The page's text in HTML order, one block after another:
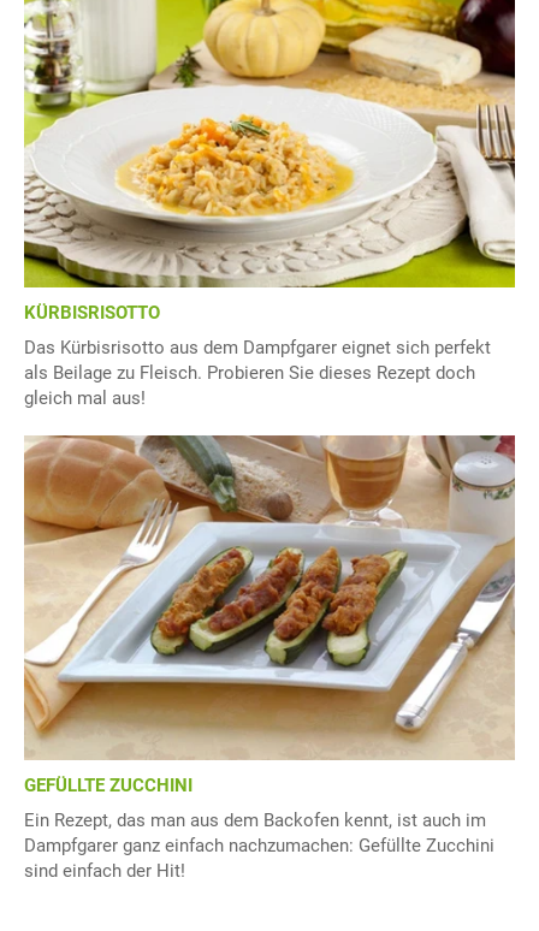
KÜRBISRISOTTO
Das Kürbisrisotto aus dem Dampfgarer eignet sich perfekt
als Beilage zu Fleisch. Probieren Sie dieses Rezept doch
gleich mal aus!
GEFÜLLTE ZUCCHINI
Ein Rezept, das man aus dem Backofen kennt, ist auch im
Dampfgarer ganz einfach nachzumachen: Gefüllte Zucchini
sind einfach der Hit!